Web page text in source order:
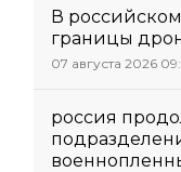
В
границы
07 августа 2026
россия